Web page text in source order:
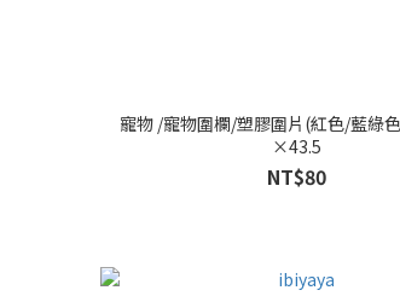
寵物 /寵物圍欄/塑膠圍片(紅色/藍綠
×43.5
NT$80